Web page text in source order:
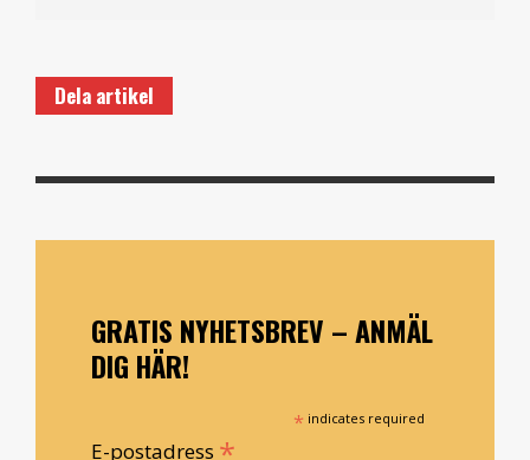
Dela artikel
GRATIS NYHETSBREV – ANMÄL
DIG HÄR!
* indicates required
E-postadress